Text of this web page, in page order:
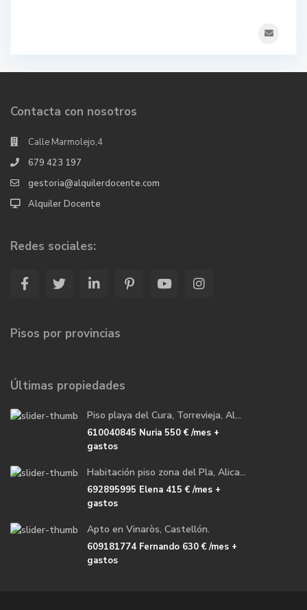
Contacta con nosotros
Calle Marmolejo,4
679 423 197
gestoria@alquilerdocente.com
Alquiler Docente
Redes sociales:
Pisos por provincias
Últimas propiedades
Piso playa del Cura, Torrevieja, Al...
610040845 Nuria 550 €/mes +
gastos
Habitación piso zona del Pla, Alica...
692895995 Elena 415 €/mes +
gastos
Apto en Vinaròs, Castellón.
609181774 Fernando 630 €/mes +
gastos